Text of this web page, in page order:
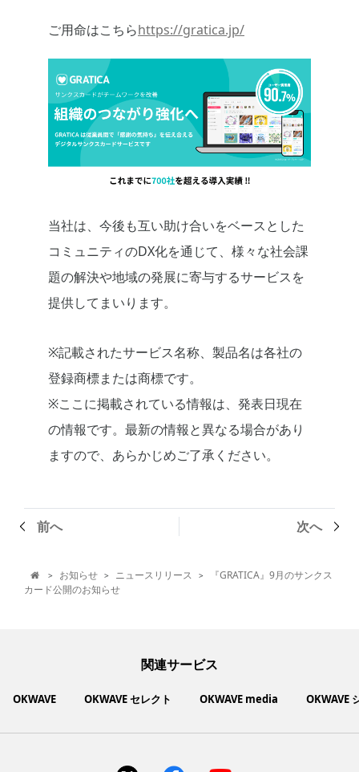
ご用命はこちらhttps://gratica.jp/
当社は、今後も互い助け合いをベースとした
コミュニティのDX化を通じて、様々な社会課
題の解決や地域の発展に寄与するサービスを
提供してまいります。
※記載されたサービス名称、製品名は各社の
登録商標または商標です。
※ここに掲載されている情報は、発表日現在
の情報です。最新の情報と異なる場合があり
ますので、あらかじめご了承ください。
前へ 次へ
 > お知らせ > ニュースリリース >
『GRATICA』9月のサンクス
カード公開のお知らせ
関連サービス
OKWAVE OKWAVE セレクト OKWAVE media OKWAVE